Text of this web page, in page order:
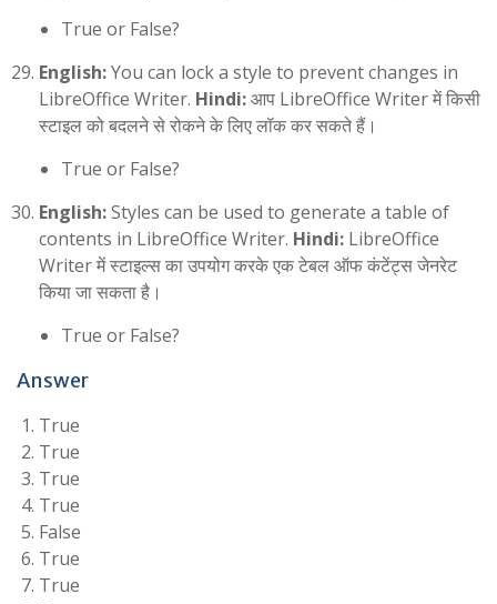
True or False?
English:You can lock a style to prevent changes in
LibreOffice Writer. Hindi:आप LibreOffice Writer में किसी
स्टाइल को बदलने से रोकने के लिए लॉक कर सकते हैं।
True or False?
English:Styles can be used to generate a table of
contents in LibreOffice Writer. Hindi: LibreOffice
Writer में स्टाइल्स का उपयोग करके एक टेबल ऑफ कंटेंट्स जेनरेट
किया जा सकता है।
True or False?
Answer
True
True
True
True
False
True
True